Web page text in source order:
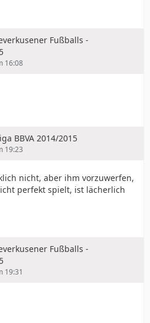
Fußballs -
16:08
BBVA 2014/2015
19:23
nicht, aber ihm vorzuwerfen,
perfekt spielt, ist lächerlich
Fußballs -
19:31